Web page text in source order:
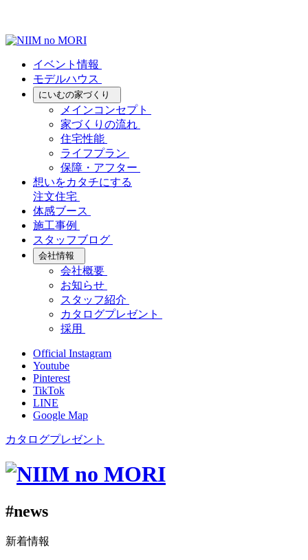
イベント情報
モデルハウス
にいむの家づくり
メインコンセプト
家づくりの流れ
住宅性能
ライフプラン
保障・アフター
想いをカタチにする
注文住宅
体感ブース
施工事例
スタッフブログ
会社情報
会社概要
お知らせ
スタッフ紹介
カタログプレゼント
採用
Official Instagram
Youtube
Pinterest
TikTok
LINE
Google Map
カタログプレゼント
#news
新着情報